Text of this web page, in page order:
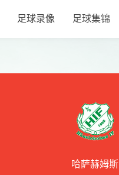
足球录像 足球集锦
哈萨赫姆斯